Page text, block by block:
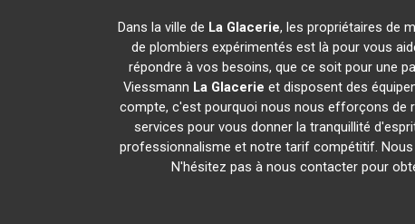
Dans la ville de La Glacerie, les propriétaires de
de plombiers expérimentés est là pour vous
répondre à vos besoins, que ce soit pour une
Viessmann La Glacerie et disposent des
compte, c'est pourquoi nous nous efforçons de
services pour vous donner la tranquillité
professionnalisme et notre tarif compétitif.
N'hésitez pas à nous contacter pour